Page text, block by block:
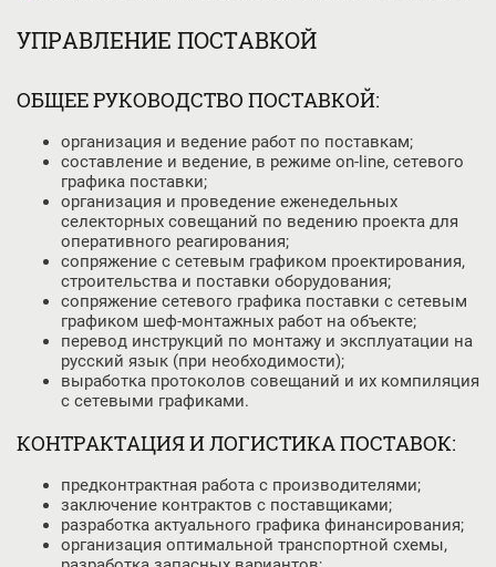
УПРАВЛЕНИЕ ПОСТАВКОЙ
ОБЩЕЕ РУКОВОДСТВО ПОСТАВКОЙ:
организация и ведение работ по поставкам;
составление и ведение, в режиме on-line, сетевого
графика поставки;
организация и проведение еженедельных
селекторных совещаний по ведению проекта для
оперативного реагирования;
сопряжение с сетевым графиком проектирования,
строительства и поставки оборудования;
сопряжение сетевого графика поставки с сетевым
графиком шеф-монтажных работ на объекте;
перевод инструкций по монтажу и эксплуатации на
русский язык (при необходимости);
выработка протоколов совещаний и их компиляция
с сетевыми графиками.
КОНТРАКТАЦИЯ И ЛОГИСТИКА ПОСТАВОК:
предконтрактная работа с производителями;
заключение контрактов с поставщиками;
разработка актуального графика финансирования;
организация оптимальной транспортной схемы,